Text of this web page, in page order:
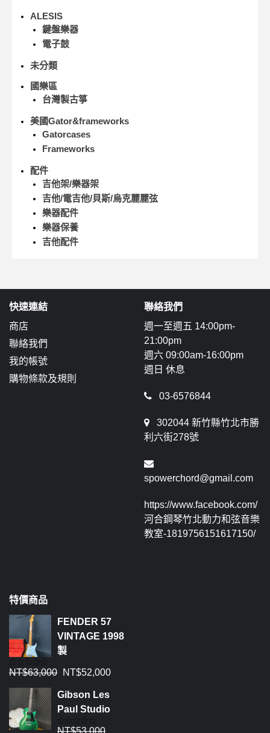
ALESIS
鍵盤樂器
電子鼓
未分類
國樂區
台灣製古箏
美國Gator&frameworks
Gatorcases
Frameworks
配件
吉他架/樂器架
吉他/電吉他/貝斯/烏克麗麗弦
樂器配件
樂器保養
吉他配件
快速連結
商店
聯絡我們
我的帳號
購物條款及規則
聯絡我們
週一至週五 14:00pm-
21:00pm
週六 09:00am-16:00pm
週日 休息
03-6576844
302044 新竹縣竹北市勝
利六街278號
spowerchord@gmail.com
https://www.facebook.com/
河合鋼琴竹北動力和弦音樂
教室-1819756151617150/
特價商品
FENDER 57
VINTAGE 1998
製
評
0
5
NT$63,000 NT$52,000
Gibson Les
Paul Studio
評
NT$53,000